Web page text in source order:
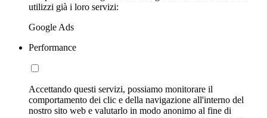
utilizzi già i loro servizi:
Google Ads
Performance
Accettando questi servizi, possiamo monitorare il
comportamento dei clic e della navigazione all'interno del
nostro sito web e valutarlo in modo anonimo al fine di